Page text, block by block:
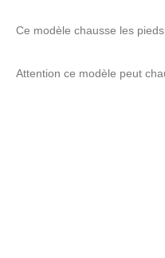
Ce modèle chausse les
Attention ce modèle peut